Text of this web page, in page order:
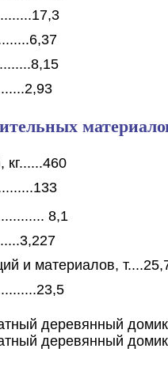
8,1
и материалов,